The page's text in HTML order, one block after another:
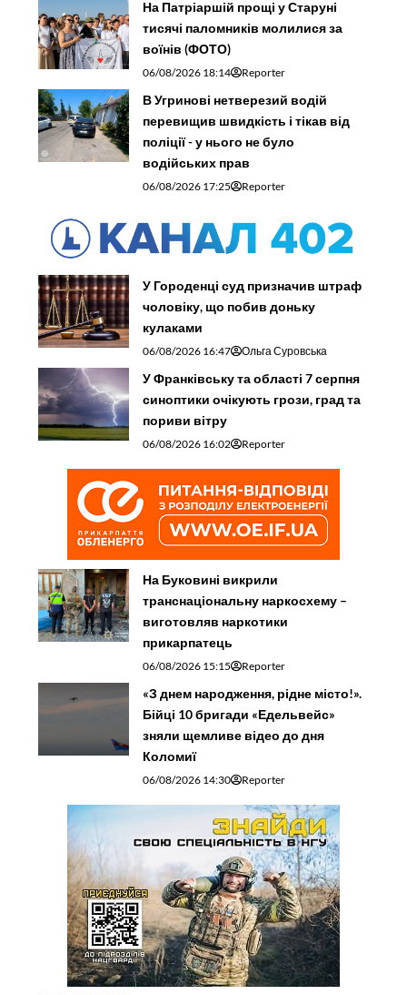
На Патріаршій прощі у Старуні
тисячі паломників молилися за
воїнів (ФОТО)
06/08/2026 18:14 Reporter
В Угринові нетверезий водій
перевищив швидкість і тікав від
поліції - у нього не було
водійських прав
06/08/2026 17:25 Reporter
У Городенці суд призначив штраф
чоловіку, що побив доньку
кулаками
06/08/2026 16:47 Ольга Суровська
У Франківську та області 7 серпня
синоптики очікують грози, град та
пориви вітру
06/08/2026 16:02 Reporter
На Буковині викрили
транснаціональну наркосхему –
виготовляв наркотики
прикарпатець
06/08/2026 15:15 Reporter
«З днем народження, рідне місто!».
Бійці 10 бригади «Едельвейс»
зняли щемливе відео до дня
Коломиї
06/08/2026 14:30 Reporter